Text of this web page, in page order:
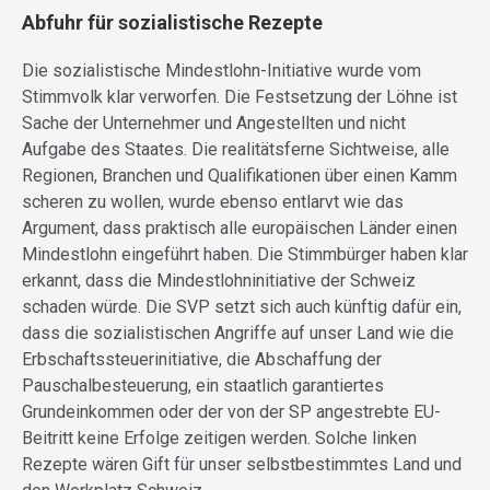
Abfuhr für sozialistische Rezepte
Die sozialistische Mindestlohn-Initiative wurde vom
Stimmvolk klar verworfen. Die Festsetzung der Löhne ist
Sache der Unternehmer und Angestellten und nicht
Aufgabe des Staates. Die realitätsferne Sichtweise, alle
Regionen, Branchen und Qualifikationen über einen Kamm
scheren zu wollen, wurde ebenso entlarvt wie das
Argument, dass praktisch alle europäischen Länder einen
Mindestlohn eingeführt haben. Die Stimmbürger haben klar
erkannt, dass die Mindestlohninitiative der Schweiz
schaden würde. Die SVP setzt sich auch künftig dafür ein,
dass die sozialistischen Angriffe auf unser Land wie die
Erbschaftssteuerinitiative, die Abschaffung der
Pauschalbesteuerung, ein staatlich garantiertes
Grundeinkommen oder der von der SP angestrebte EU-
Beitritt keine Erfolge zeitigen werden. Solche linken
Rezepte wären Gift für unser selbstbestimmtes Land und